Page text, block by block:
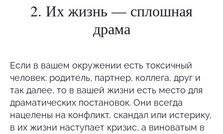
2. Их жизнь — сплошная
драма
Если в вашем окружении есть токсичный
человек: родитель, партнер, коллега, друг и
так далее, то в вашей жизни есть место для
драматических постановок. Они всегда
нацелены на конфликт, скандал или истерику,
в их жизни наступает кризис, а виноватым в